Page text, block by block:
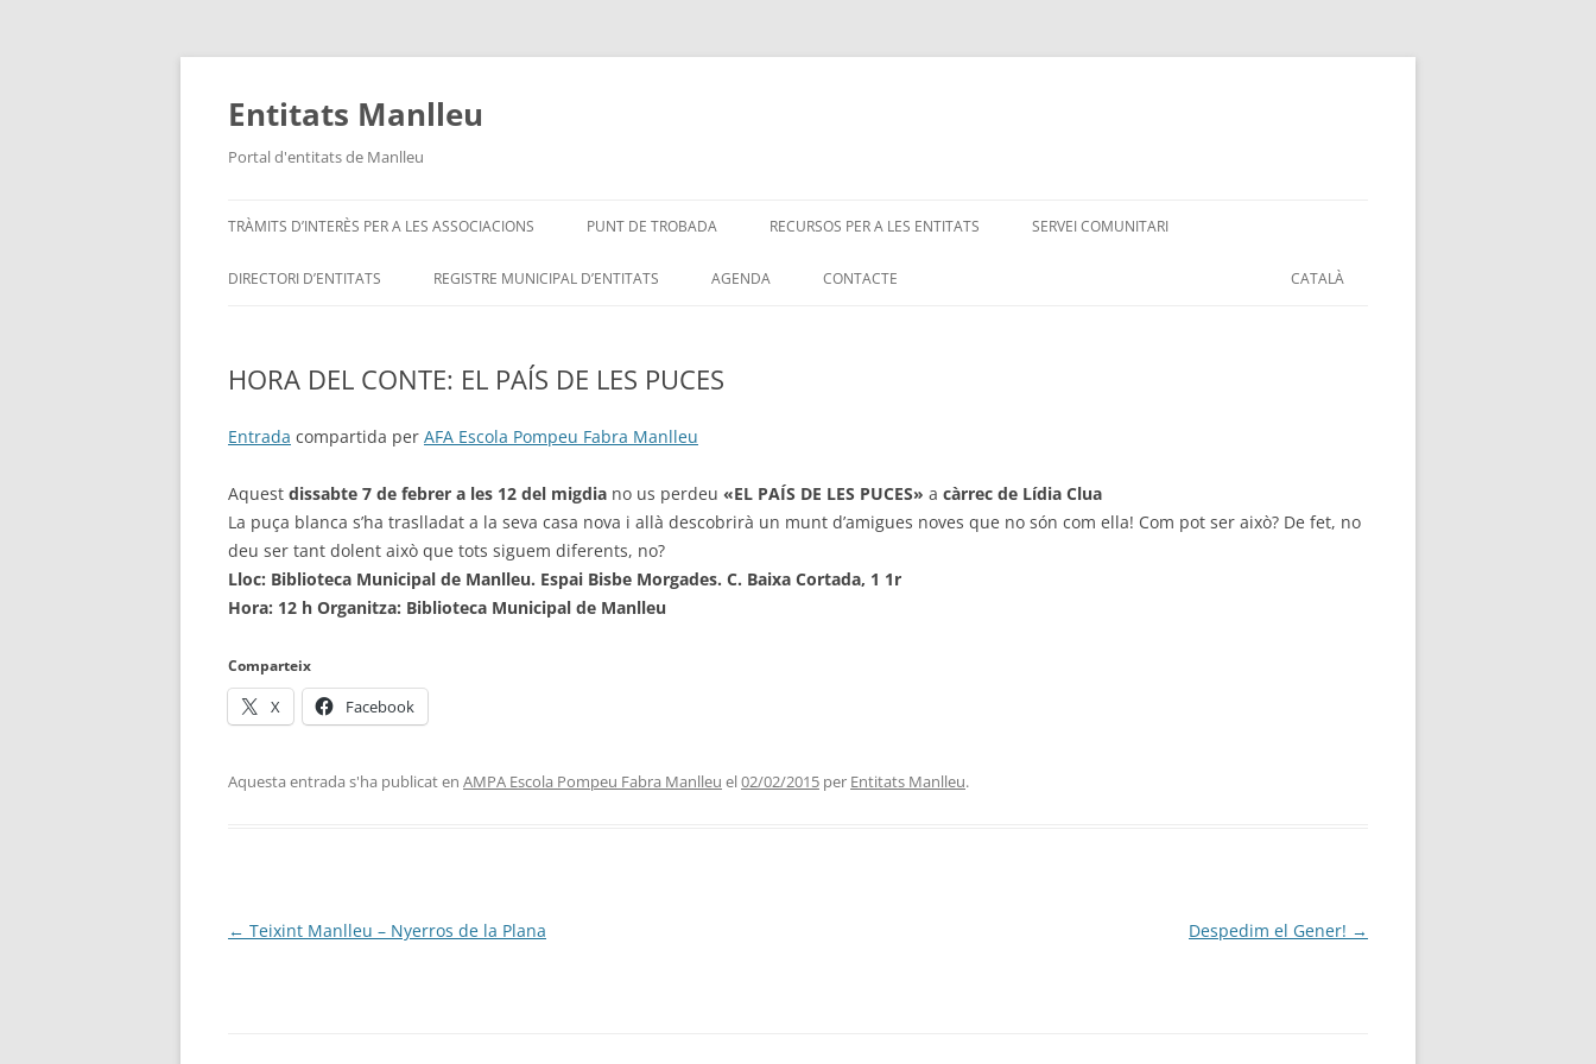
Vés
contingut
Entitats Manlleu
Portal d'entitats de Manlleu
TRÀMITS D’INTERÈS PER A LES ASSOCIACIONS PUNT DE TROBADA RECURSOS PER A LES ENTITATS SERVEI COMUNITARI
DIRECTORI D’ENTITATS
SITUA’M – MAPA D’ENTITATS
REGISTRE MUNICIPAL D’ENTITATS AGENDA CONTACTE CATALÀ
HORA DEL CONTE: EL PAÍS DE LES PUCES
Entrada compartida per AFA Escola Pompeu Fabra Manlleu
Aquest dissabte 7 de febrer a les 12 del migdia no us perdeu «EL PAÍS DE LES PUCES» a càrrec de Lídia Clua
La puça blanca s’ha traslladat a la seva casa nova i allà descobrirà un munt d’amigues noves que no són com ella! Com pot ser això? De fet, no
deu ser tant dolent això que tots siguem diferents, no?
Lloc: Biblioteca Municipal de Manlleu. Espai Bisbe Morgades. C. Baixa Cortada, 1 1r
Hora: 12 h Organitza: Biblioteca Municipal de Manlleu
Comparteix
X Facebook
Aquesta entrada s'ha publicat en AMPA Escola Pompeu Fabra Manlleu el02/02/2015 per Entitats Manlleu.
Navegació
← Teixint Manlleu – Nyerros de la Plana Despedim el Gener! →